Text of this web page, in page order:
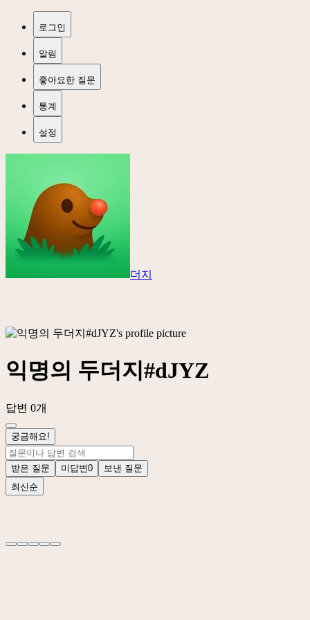
로그인
알림
좋아요한 질문
통계
설정
더지
익명의 두더지#dJYZ
답변 0개
궁금해요!
받은 질문 미답변0
보낸 질문
최신순